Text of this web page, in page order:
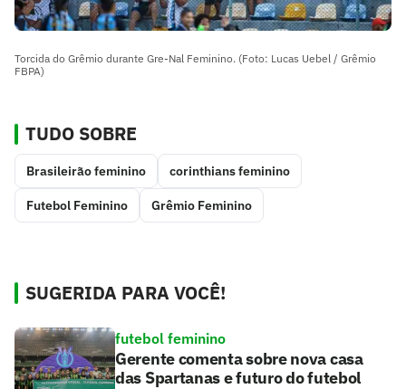
Torcida do Grêmio durante Gre-Nal Feminino. (Foto: Lucas Uebel / Grêmio
FBPA)
TUDO SOBRE
Brasileirão feminino corinthians feminino
Futebol Feminino Grêmio Feminino
SUGERIDA PARA VOCÊ!
futebol feminino
Gerente comenta sobre nova casa
das Spartanas e futuro do futebol